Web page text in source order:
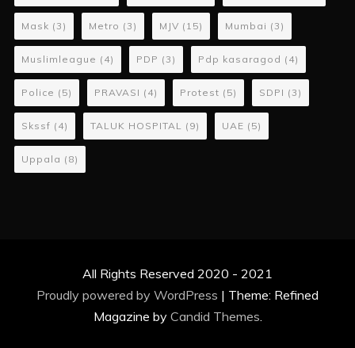
Mask (3) Metro (3) MJV (15) Mumbai (3)
Muslimleague (4) PDP (3) Pdp kasaragod (4)
Police (5) PRAVASI (4) Protest (5) SDPI (3)
Skssf (4) TALUK HOSPITAL (9) UAE (5)
Uppala (8)
All Rights Reserved 2020 - 2021
Proudly powered by WordPress | Theme: Refined
Magazine by Candid Themes.